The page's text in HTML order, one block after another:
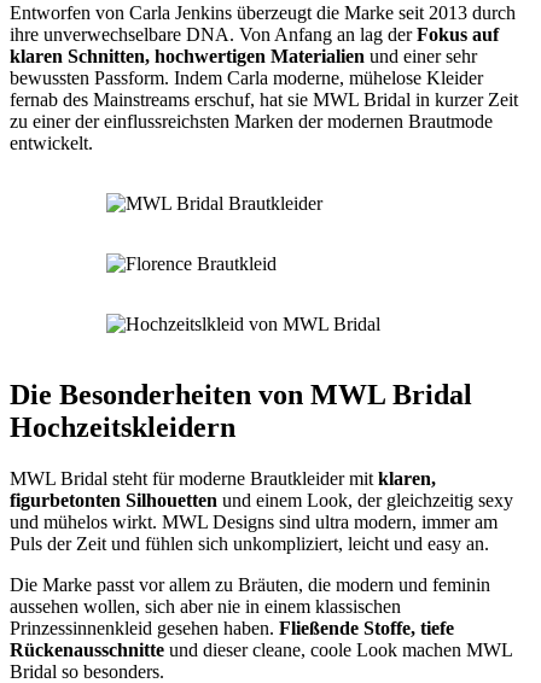
Entworfen von Carla Jenkins überzeugt die Marke seit 2013 durch
ihre unverwechselbare DNA. Von Anfang an lag derFokus auf
klaren Schnitten, hochwertigen Materialien und einer sehr
bewussten Passform. Indem Carla moderne, mühelose Kleider
fernab des Mainstreams erschuf, hat sie MWL Bridal in kurzer Zeit
zu einer der einflussreichsten Marken der modernen Brautmode
entwickelt.
Die Besonderheiten von MWL Bridal
Hochzeitskleidern
MWL Bridal steht für moderne Brautkleider mit klaren,
figurbetonten Silhouetten und einem Look, der gleichzeitig sexy
und mühelos wirkt. MWL Designs sind ultra modern, immer am
Puls der Zeit und fühlen sich unkompliziert, leicht und easy an.
Die Marke passt vor allem zu Bräuten, die modern und feminin
aussehen wollen, sich aber nie in einem klassischen
Prinzessinnenkleid gesehen haben. Fließende Stoffe, tiefe
Rückenausschnitte und dieser cleane, coole Look machen MWL
Bridal so besonders.